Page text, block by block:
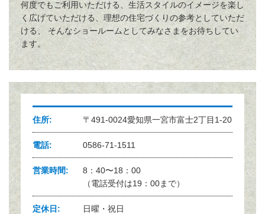
何度でもご利用いただける、生活スタイルのイメージを楽し
く広げていただける、理想の住宅づくりの参考としていただ
ける、 そんなショールームとしてみなさまをお待ちしてい
ます。
住所 〒491-0024愛知県一宮市富士2丁目1-20
電話 0586-71-1511
営業時間
8：40〜18：00
（電話受付は19：00まで）
定休日 日曜・祝日